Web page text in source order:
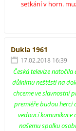
setkání v horn.
Dukla 1961
17.02.2018 16:39
Česká televize
důlnímu neštěstí na
chceme ve slavnostní
premiéře budou herci
vedoucí komunikace
našemu spolku